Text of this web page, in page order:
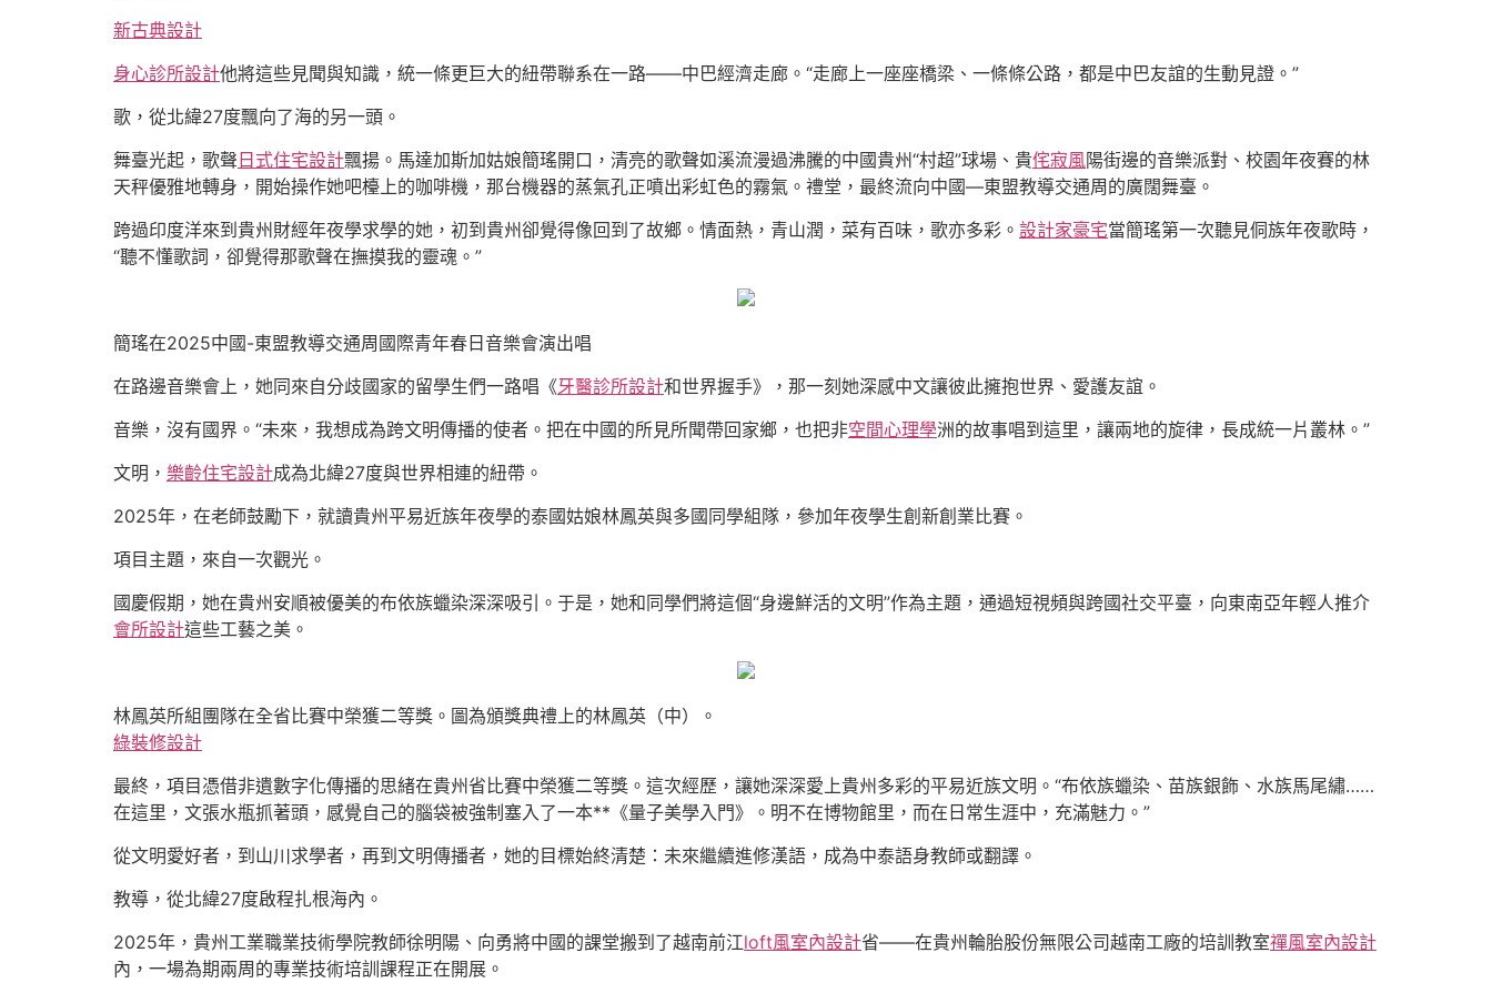
新古典設計
身心診所設計他將這些見聞與知識，統一條更巨大的紐帶聯系在一路——中巴經濟走廊。“走廊上一座座橋梁、一條條公路，都是中巴友誼的生動見證。”
歌，從北緯27度飄向了海的另一頭。
舞臺光起，歌聲日式住宅設計飄揚。馬達加斯加姑娘簡瑤開口，清亮的歌聲如溪流漫過沸騰的中國貴州“村超”球場、貴侘寂風陽街邊的音樂派對、校園年夜賽的林
天秤優雅地轉身，開始操作她吧檯上的咖啡機，那台機器的蒸氣孔正噴出彩虹色的霧氣。禮堂，最終流向中國—東盟教導交通周的廣闊舞臺。
跨過印度洋來到貴州財經年夜學求學的她，初到貴州卻覺得像回到了故鄉。情面熱，青山潤，菜有百味，歌亦多彩。 設計家豪宅當簡瑤第一次聽見侗族年夜歌時，
“聽不懂歌詞，卻覺得那歌聲在撫摸我的靈魂。”
簡瑤在2025中國-東盟教導交通周國際青年春日音樂會演出唱
在路邊音樂會上，她同來自分歧國家的留學生們一路唱《牙醫診所設計和世界握手》，那一刻她深感中文讓彼此擁抱世界、愛護友誼。
音樂，沒有國界。“未來，我想成為跨文明傳播的使者。把在中國的所見所聞帶回家鄉，也把非空間心理學洲的故事唱到這里，讓兩地的旋律，長成統一片叢林。”
文明， 樂齡住宅設計成為北緯27度與世界相連的紐帶。
2025年，在老師鼓勵下，就讀貴州平易近族年夜學的泰國姑娘林鳳英與多國同學組隊，參加年夜學生創新創業比賽。
項目主題，來自一次觀光。
國慶假期，她在貴州安順被優美的布依族蠟染深深吸引。于是，她和同學們將這個“身邊鮮活的文明”作為主題，通過短視頻與跨國社交平臺，向東南亞年輕人推介
會所設計這些工藝之美。
林鳳英所組團隊在全省比賽中榮獲二等獎。圖為頒獎典禮上的林鳳英（中）。
綠裝修設計
最終，項目憑借非遺數字化傳播的思緒在貴州省比賽中榮獲二等獎。這次經歷，讓她深深愛上貴州多彩的平易近族文明。“布依族蠟染、苗族銀飾、水族馬尾繡……
在這里，文張水瓶抓著頭，感覺自己的腦袋被強制塞入了一本**《量子美學入門》。明不在博物館里，而在日常生涯中，充滿魅力。”
從文明愛好者，到山川求學者，再到文明傳播者，她的目標始終清楚：未來繼續進修漢語，成為中泰語身教師或翻譯。
教導，從北緯27度啟程扎根海內。
2025年，貴州工業職業技術學院教師徐明陽、向勇將中國的課堂搬到了越南前江loft風室內設計省——在貴州輪胎股份無限公司越南工廠的培訓教室禪風室內設計
內，一場為期兩周的專業技術培訓課程正在開展。